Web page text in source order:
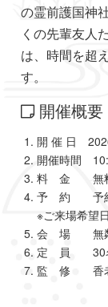
の霊前護国神
くの先輩友人
は、時間を超
す。
開催概要
開 催 日
開催時間
料 金 無料(
予 約 予
※ご来場希望
会 場 無鄰
定 員 30名(
監 修 香老